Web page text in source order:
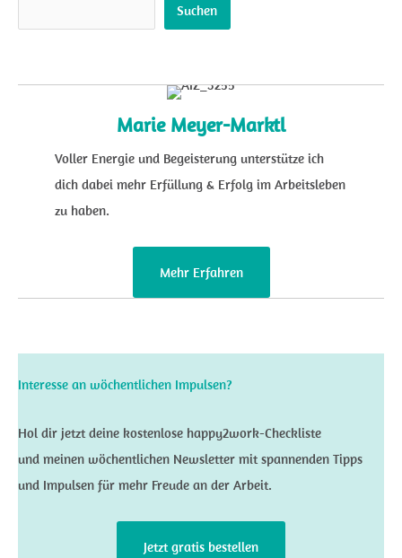
Suchen
Marie Meyer-Marktl
Voller Energie und Begeisterung unterstütze ich
dich dabei mehr Erfüllung & Erfolg im Arbeitsleben
zu haben.
Mehr Erfahren
Interesse an wöchentlichen Impulsen?
Hol dir jetzt deine kostenlose happy2work-Checkliste
und meinen wöchentlichen Newsletter mit spannenden Tipps
und Impulsen für mehr Freude an der Arbeit.
Jetzt gratis bestellen